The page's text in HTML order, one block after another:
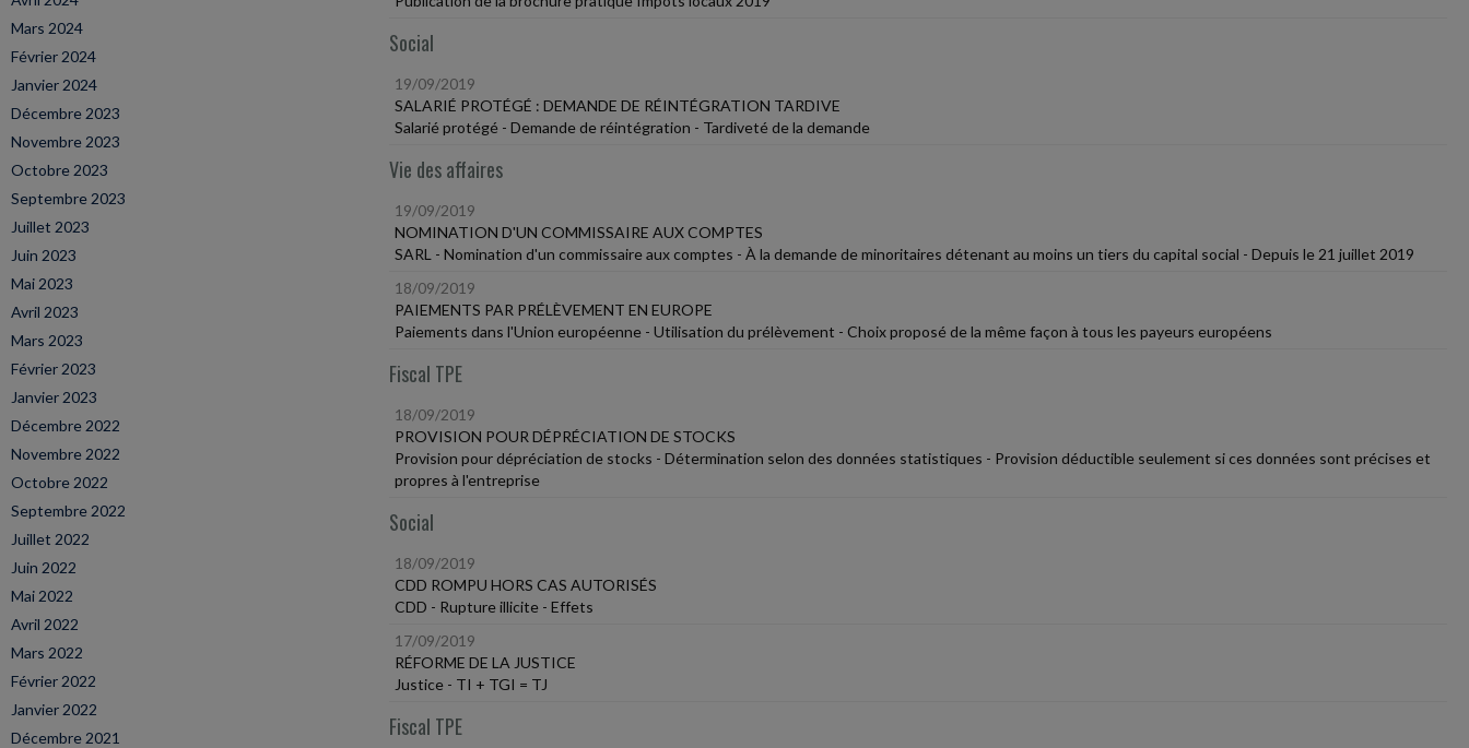
Mars 2024
Février 2024
Janvier 2024
Décembre 2023
Novembre 2023
Octobre 2023
Septembre 2023
Juillet 2023
Juin 2023
Mai 2023
Avril 2023
Mars 2023
Février 2023
Janvier 2023
Décembre 2022
Novembre 2022
Octobre 2022
Septembre 2022
Juillet 2022
Juin 2022
Mai 2022
Avril 2022
Mars 2022
Février 2022
Janvier 2022
Décembre 2021
Social
19/09/2019
SALARIÉ PROTÉGÉ : DEMANDE DE RÉINTÉGRATION TARDIVE
Salarié protégé - Demande de réintégration - Tardiveté de la demande
Vie des affaires
19/09/2019
NOMINATION D'UN COMMISSAIRE AUX COMPTES
SARL - Nomination d'un commissaire aux comptes - À la demande de minoritaires détenant au moins un tiers du capital social - Depuis le 21 juillet 2019
18/09/2019
PAIEMENTS PAR PRÉLÈVEMENT EN EUROPE
Paiements dans l'Union européenne - Utilisation du prélèvement - Choix proposé de la même façon à tous les payeurs européens
Fiscal TPE
18/09/2019
PROVISION POUR DÉPRÉCIATION DE STOCKS
Provision pour dépréciation de stocks - Détermination selon des données statistiques - Provision déductible seulement si ces données sont précises et
propres à l'entreprise
Social
18/09/2019
CDD ROMPU HORS CAS AUTORISÉS
CDD - Rupture illicite - Effets
17/09/2019
RÉFORME DE LA JUSTICE
Justice - TI + TGI = TJ
Fiscal TPE